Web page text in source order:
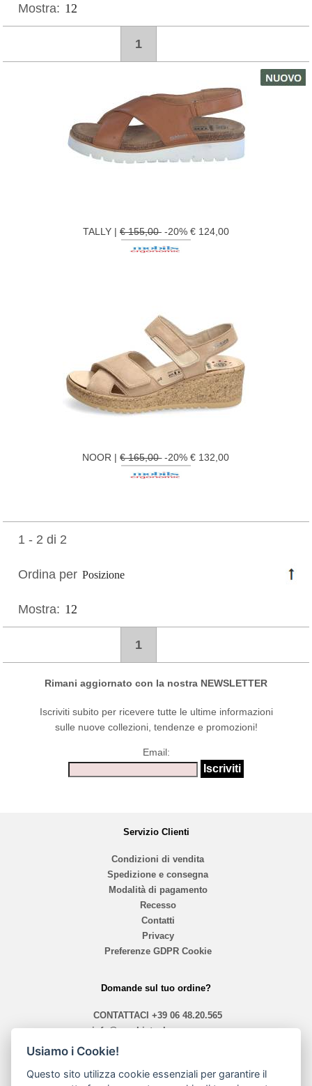
Mostra:
1
TALLY | € 155,00-20% € 124,00
NOOR |€ 165,00-20% € 132,00
1 - 2 di 2
Ordina per
Mostra:
1
Rimani aggiornato con la nostra NEWSLETTER
Iscriviti subito per ricevere tutte le ultime informazioni
sulle nuove collezioni, tendenze e promozioni!
Email:
Servizio Clienti
Condizioni di vendita
Spedizione e consegna
Modalità di pagamento
Recesso
Contatti
Privacy
Preferenze GDPR Cookie
Domande sul tuo ordine?
CONTATTACI +39 06 48.20.565
info@mephistoshoproma.com
Usiamo i Cookie!
Questo sito utilizza cookie essenziali per garantire il